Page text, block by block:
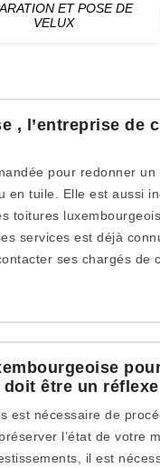
ET POSE DE
VELUX
, l’entreprise de
pour redonner
tuile. Elle est aussi
toitures
services est déjà
ses chargés de
être un réflexe
est nécessaire de
l’état de votre
il est